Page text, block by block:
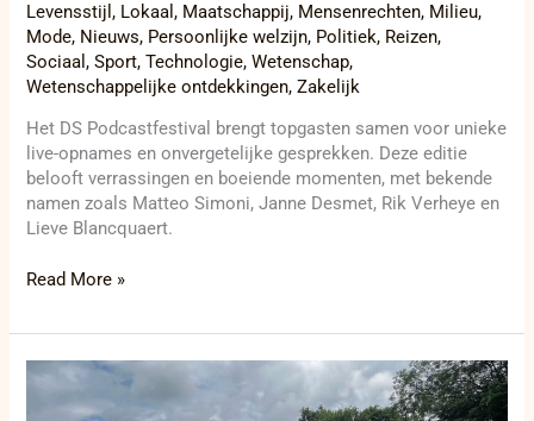
Levensstijl, Lokaal, Maatschappij, Mensenrechten, Milieu,
Mode, Nieuws, Persoonlijke welzijn, Politiek, Reizen,
Sociaal,Sport,Technologie,Wetenschap,
Wetenschappelijke ontdekkingen,Zakelijk
Het DS Podcastfestival brengt topgasten samen voor unieke
live-opnames en onvergetelijke gesprekken. Deze editie
belooft verrassingen en boeiende momenten, met bekende
namen zoals Matteo Simoni, Janne Desmet, Rik Verheye en
Lieve Blancquaert.
Read More »
Nieuwe